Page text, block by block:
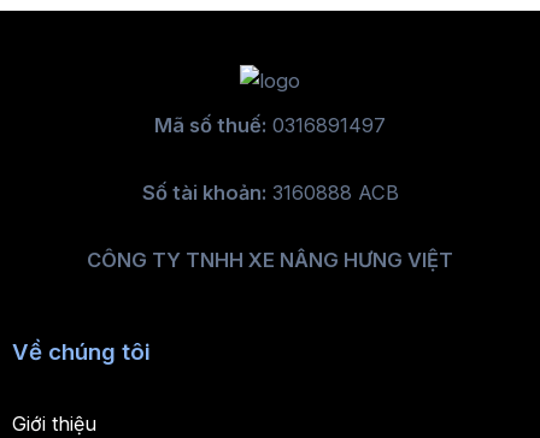
Mã số thuế: 0316891497
Số tài khoản: 3160888 ACB
CÔNG TY TNHH XE NÂNG HƯNG VIỆT
Về chúng tôi
Giới thiệu